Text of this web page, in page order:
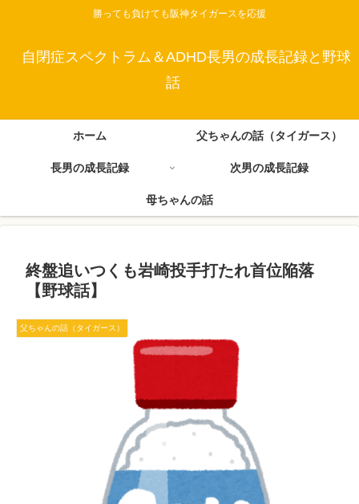
勝っても負けても阪神タイガースを応援
自閉症スペクトラム＆ADHD長男の成長記録と野球
話
ホーム 父ちゃんの話（タイガース）
長男の成長記録 次男の成長記録
母ちゃんの話
終盤追いつくも岩崎投手打たれ首位陥落
【野球話】
父ちゃんの話（タイガース）